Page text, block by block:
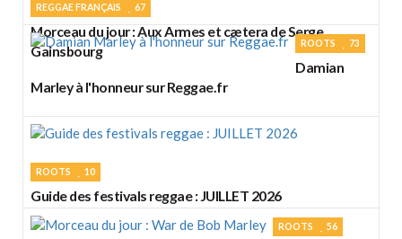
REGGAE FRANÇAIS 67
Morceau du jour : Aux Armes et cætera de Serge
Gainsbourg
ROOTS 73
Damian
Marley à l'honneur sur Reggae.fr
ROOTS 10
Guide des festivals reggae : JUILLET 2026
ROOTS 56